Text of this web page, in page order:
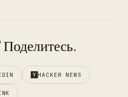
HACKER NEWS